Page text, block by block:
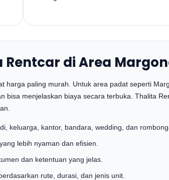
di Area
harga paling murah. Untuk area padat seperti
bisa menjelaskan biaya secara terbuka. Thalita
keluarga, kantor, bandara, wedding, dan
lebih nyaman dan efisien.
dan ketentuan yang jelas.
rute, durasi, dan jenis unit.